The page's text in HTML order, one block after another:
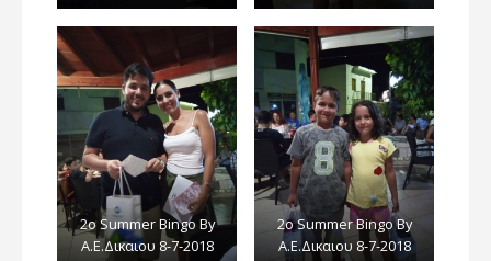
2ο Summer Bingo By
Α.E.Δικαιου 8-7-2018
2ο Summer Bingo By
Α.E.Δικαιου 8-7-2018